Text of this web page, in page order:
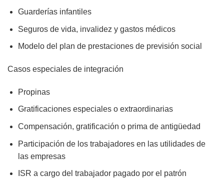
Guarderías infantiles
Seguros de vida, invalidez y gastos médicos
Modelo del plan de prestaciones de previsión social
Casos especiales de integración
Propinas
Gratificaciones especiales o extraordinarias
Compensación, gratificación o prima de antigüedad
Participación de los trabajadores en las utilidades de
las empresas
ISR a cargo del trabajador pagado por el patrón